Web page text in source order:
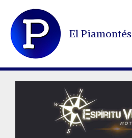
contenido
El Piamontés